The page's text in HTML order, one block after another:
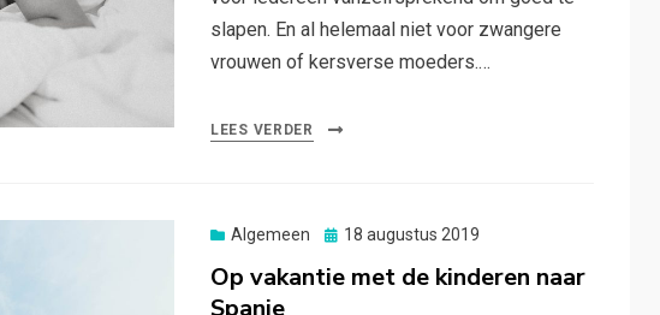
slapen. En al helemaal niet voor zwangere
vrouwen of kersverse moeders.…
LEES VERDER
Algemeen
Posted
18 augustus 2019
Op vakantie met de kinderen naar
Spanje